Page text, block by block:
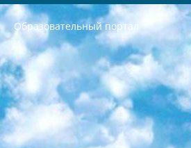
Образовательный портал
РЕСПУБЛИКА УЗБЕКИСТАН МИНИСТРЕРСТВО ДОШКОЛЬНОГО И ШКОЛЬНОГО ОБРАЗОВАНИЯ КОМАНДА в общеобразовательных учреждениях в 2023-2024 учебном году организация и проведение итоговой государственной аттестации обучающихся о Министра дошкольного и школьного образования Республики Узбекистан от 4 марта 2008 года (постановлением Минюста от 20 марта 2008 года № 1778 государственной регистрации) «Итоговое состояние учащихся общего среднего образования на основании положения об утверждении положения об аттестации общего среднего образования выпускной экзамен студентов в образовательных учреждениях в 2023-2024 учебном году В целях организации и прохождения аттестации приказываю: 1. Следующее: перечень предметов, по которым будет проводиться итоговая государственная аттестация и экзамен формы перевода согласно приложению 1; сертификаты международного образца, оценивающие уровень владения иностранными языками перечень согласно приложению 2; 2. Педагогический при специализированных образовательных учреждениях. научно-практический центр квалификации и международной оценки (Д.Давидова) 2024 г. До 25 марта: задания по предметам, по которым будет проводиться итоговая аттестация разработка и утверждение технических условий; итоговая аттестация на основании разработанного предметного задания разработка вопросов по предметам (устно и письменно), экзамен передача; общеобразовательные средние школы и специальные учебные заведения учащиеся выпускных классов школ и интернатов в агентской системе подготовка базы данных экзаменационных материалов и критериев оценки; перевод базы экзаменационных материалов на все языки обучения подать в Республиканский образовательный центр для изготовления; варианты экзаменов на основе разработанных контрольных материалов пусть будут поставлены задачи формирования. 3. Республиканский образовательный центр (Ш.Худайкулов) до 5 апреля 2024 года. до: база данных предоставленных экзаменационных материалов на все языки обучения перевод и экспертиза; для слепых, слабовидящих, глухих, слабослышащих и умственно отсталых детей учащиеся выпускных классов специализированных школ и школ-интернатов база данных экзаменационных материалов на всех преподаваемых языках подготовка критериев оценки; специализированные школы для умственно отсталых детей и технологии для учащихся выпускных классов школ-интернатов разработка соответствующих рекомендаций и критериев проведения ЕГЭ по естествознанию давать задания. 4. Педагогический при специализированных образовательных учреждениях. Научно-практический центр навыков и международной оценки (Д.Давидова), Республика образовательный центр (Худайкулов Ш.) итоговый государственный аттестационный экзамен ориентирован на творческое и логическое мышление при подготовке базы материалов учитывать введение заданий. 5. Следует отметить, что: сертификат государственного образца о знании общеобразовательного предмета и как минимум национальный уровень B1 по предметам на иностранных языках, указанным в Приложении 2. или международно признанный сертификат эквивалентного уровня студенты, изучающие определенный предмет, освобождаются от экзамена; по соответствующим предметам запланирована итоговая государственная аттестация за день до дня, путем жеребьевки Рабочей группой (в письменной форме по предметам, проводимым в форме) из числа сформированных вариантов выбрано 2 варианта; 2 выбранных варианта экзамена анонсированы на официальном сайте министерства и все выпускники по всей стране на основе этих вариантов проводит итоговую государственную аттестацию. 6. Государственное образование учащихся средних общеобразовательных учреждений. знания в соответствии с квалификационными требованиями, которые необходимо приобрести на основании стандартов итоговый (выпускной) контроль для 9 и 11 классов в целях тестирования Экзамены (далее – экзамены) состоят из предметов, перечисленных в приложении 1. будет сделано. 7. Экзамены пройдут с 26 мая по 15 июня 2024 г. (кроме науки физического воспитания). 8. Физическая для учащихся 9 классов общесредних образовательных учреждений. Экзамены по предмету «Образование, квалификация медицина» 1-6 мая 2024 года. сотрудники перевести под присмотр (с отклонениями в физическом или умственном развитии) специализированная школа для детей, школы-интернаты и со сколиозом школы-интернаты санаторного типа для больных детей исключены). 9. Он был слепым, слабовидящим и имел нарушения опорно-двигательного аппарата. экзамены в специализированных школах и интернатах для детей должны проводиться исходя из требований, предъявляемых к общеобразовательным учреждениям (физкультура кроме науки). 10. Специализированная школа для глухих и слабослышащих детей. и экзамены в интернатах и быть реализован в виде письменного теста по математике. 11. Специальность для умственно отсталых детей. Для 9 класса Родной язык и литературное письмо Государственный язык (язык обучения – узбекский). для неклассов) написано Математическое письмо Письменная/устная история Узбекистана Физическое воспитание практично Итоговый контроль Для 11 класса Написание родного языка и литературы (эссе) Математическое письмо Узбекский язык (обучение на узбекском языке) не посещающее общее среднее образование для учреждений)/Образовательное учреждение выбор письменный и устный Иностранный язык письменный/устный Письменная/устная история Узбекистана *По выбору студента:  Химия  Физика  Основы государственного права  География 10 бесплатных образовательных ресурсов - Мы составили подборку онлайн-проектов с интерактивными упражнениями, видеолекциями и статьями. Они помогут вам обрести новые и освежить старые знания бесплатно. 1. «ИНТУИТ» Старейшая образовательная площадка Рунета. Здесь вы найдёте сотни текстовых и видеокурсов на десятки различных тем — от программирования до психологии. Многие курсы подготовлены российскими университетами и крупными международными компаниями вроде Intel и Microsoft. Самостоятельное обучение бесплатное, но желающие могут оплатить услуги персональных наставников. 2. «Смартия» знакомит с актуальными профессиями и подсказывает, как им обучаться. Выбрав заинтересовавшую вас специальность — SMM-специалист, фотограф, веб-дизайнер или другую, — увидите список необходимых для неё умений. Чтобы вы могли освоить их самостоятельно, для каждого умения площадка отображает подборку ссылок на учебные материалы. Хотя «Смартия» ориентируется на русскоязычную аудиторию, часть контента всё же доступна только на английском. 3. «Лекторий Физтеха» Проект Московского физико-технического института (Физтеха). С его помощью вы можете смотреть онлайн серии лекций, записанные на видео в этом вузе. В числе доступных предметов — физика, биология, химия, информационные технологии и другие. К некоторым лекциям администрация ресурса прилагает готовые конспекты, которые можно скачивать в PDF-формате. 4. ITMOcourses Онлайн-площадка Санкт-Петербургского национального исследовательского университета информационных технологий, механики и оптики (ИТМО). Ресурс предоставляет свободный доступ к курсам, разработанным в этом вузе. Каталог материалов разбит на четыре категории: «Оптические системы и технологии», «Приборостроение и робототехника», «Информационные технологии» и «Биотехнологии». Курсы состоят из видеолекций, интерактивных демонстраций и заданий. 5. «КиберЛенинка» Электронная научная библиотека открытого доступа. Каталог площадки регулярно обрастает текстами статей из различных научных изданий. Сгруппированные по журналам и рубрикам публикации можно читать онлайн или скачивать целиком в PDF-формате. Проект